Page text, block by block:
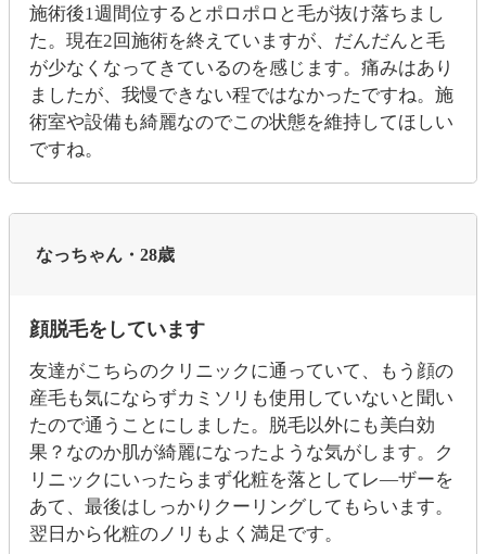
施術後1週間位するとポロポロと毛が抜け落ちまし
た。現在2回施術を終えていますが、だんだんと毛
が少なくなってきているのを感じます。痛みはあり
ましたが、我慢できない程ではなかったですね。施
術室や設備も綺麗なのでこの状態を維持してほしい
ですね。
なっちゃん・28歳
顔脱毛をしています
友達がこちらのクリニックに通っていて、もう顔の
産毛も気にならずカミソリも使用していないと聞い
たので通うことにしました。脱毛以外にも美白効
果？なのか肌が綺麗になったような気がします。ク
リニックにいったらまず化粧を落としてレ―ザーを
あて、最後はしっかりクーリングしてもらいます。
翌日から化粧のノリもよく満足です。